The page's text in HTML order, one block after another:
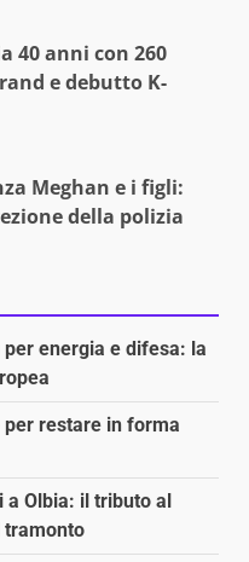
40 anni con 260
e debutto K-
Meghan e i figli:
della polizia
energia e difesa: la
restare in forma
a Olbia: il tributo al
tramonto